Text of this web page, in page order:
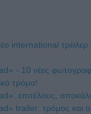
international τρέιλερ
- 10 νέες
τρόμο!
επιτέλους,
trailer: τρόμος και